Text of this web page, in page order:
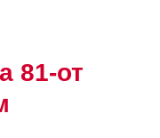
81-от